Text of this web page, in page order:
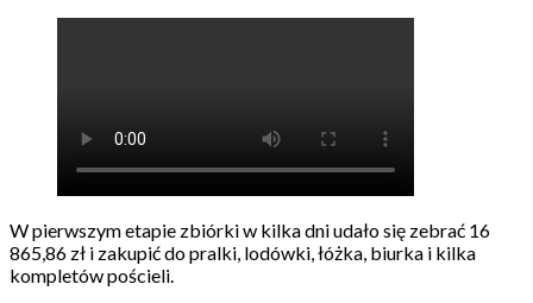
W pierwszym etapie zbiórki w kilka dni udało się zebrać 16
865,86 zł i zakupić do pralki, lodówki, łóżka, biurka i kilka
kompletów pościeli.